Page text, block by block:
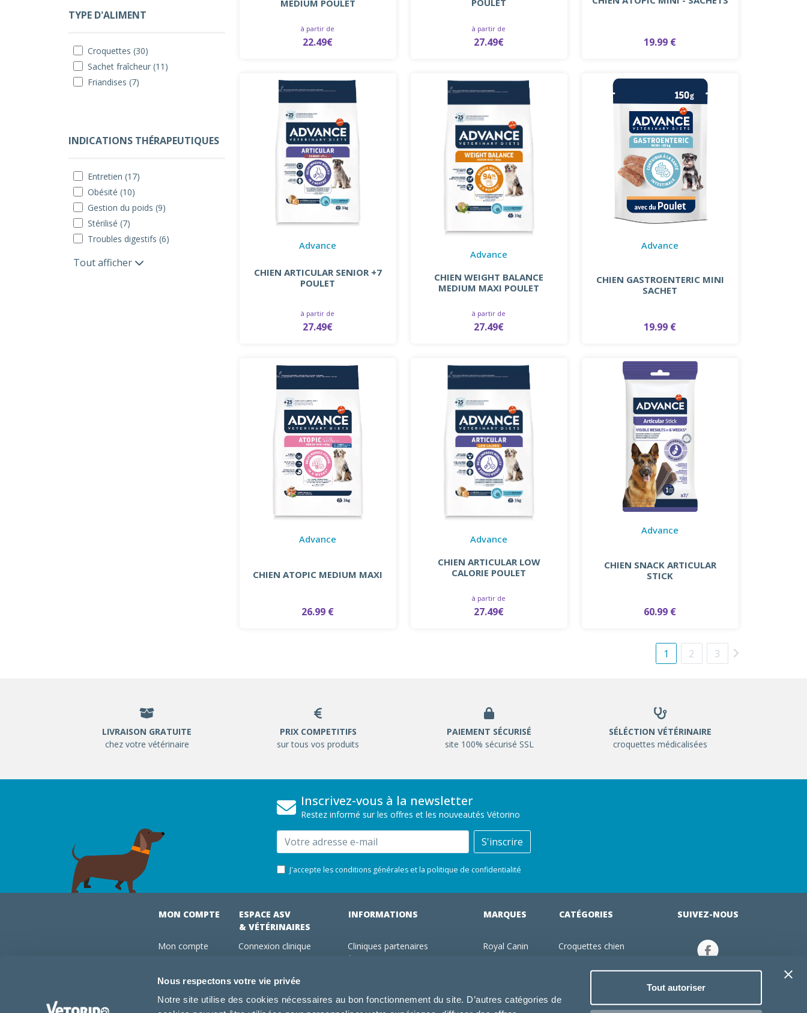
Nous respectons votre vie privée
Notre site utilise des cookies nécessaires au bon fonctionnement du site. D’autres catégories de
Tout autoriser
TYPE D'ALIMENT
Croquettes (30)
Sachet fraîcheur (11)
Friandises (7)
INDICATIONS THÉRAPEUTIQUES
Entretien (17)
Obésité (10)
Gestion du poids (9)
Stérilisé (7)
Troubles digestifs (6)
Tout afficher
MEDIUM POULET
à partir de
22.49€
POULET
à partir de
27.49€ 19.99 €
Advance
CHIEN ARTICULAR SENIOR +7
POULET
à partir de
27.49€
Advance
CHIEN WEIGHT BALANCE
MEDIUM MAXI POULET
à partir de
27.49€
Advance
CHIEN GASTROENTERIC MINI
SACHET
19.99 €
Advance
CHIEN ATOPIC MEDIUM MAXI
26.99 €
Advance
CHIEN ARTICULAR LOW
CALORIE POULET
à partir de
27.49€
Advance
CHIEN SNACK ARTICULAR
STICK
60.99 €
1 2 3
LIVRAISON GRATUITE
chez votre vétérinaire
PRIX COMPETITIFS
sur tous vos produits
PAIEMENT SÉCURISÉ
site 100% sécurisé SSL
SÉLÉCTION VÉTÉRINAIRE
croquettes médicalisées
Inscrivez-vous à la newsletter
Restez informé sur les offres et les nouveautés Vétorino
Email S'inscrire
J'accepte les conditions générales et la politique de confidentialité
MON COMPTE
Mon compte
Mes abonnements
Conseils vétos
ESPACE ASV
& VÉTÉRINAIRES
Connexion clinique
Abonnements
Devenir adhérent Vétorino
INFORMATIONS
Cliniques partenaires
Utilisation des cookies
MARQUES
Royal Canin
Specific
CATÉGORIES
Croquettes chien
Jouets chien
Produits vétérinaire chien
SUIVEZ-NOUS